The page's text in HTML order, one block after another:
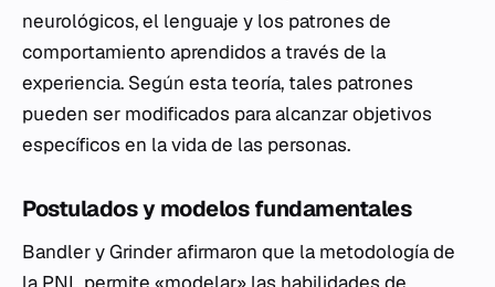
neurológicos, el lenguaje y los patrones de
comportamiento aprendidos a través de la
experiencia. Según esta teoría, tales patrones
pueden ser modificados para alcanzar objetivos
específicos en la vida de las personas.
Postulados y modelos fundamentales
Bandler y Grinder afirmaron que la metodología de